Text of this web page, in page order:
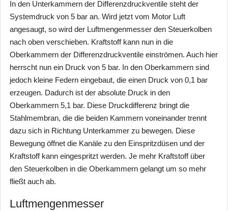
In den Unterkammern der Differenzdruckventile steht der
Systemdruck von 5 bar an. Wird jetzt vom Motor Luft
angesaugt, so wird der Luftmengenmesser den Steuerkolben
nach oben verschieben. Kraftstoff kann nun in die
Oberkammern der Differenzdruckventile einströmen. Auch hier
herrscht nun ein Druck von 5 bar. In den Oberkammern sind
jedoch kleine Federn eingebaut, die einen Druck von 0,1 bar
erzeugen. Dadurch ist der absolute Druck in den
Oberkammern 5,1 bar. Diese Druckdifferenz bringt die
Stahlmembran, die die beiden Kammern voneinander trennt
dazu sich in Richtung Unterkammer zu bewegen. Diese
Bewegung öffnet die Kanäle zu den Einspritzdüsen und der
Kraftstoff kann eingespritzt werden. Je mehr Kraftstoff über
den Steuerkolben in die Oberkammern gelangt um so mehr
fließt auch ab.
Luftmengenmesser